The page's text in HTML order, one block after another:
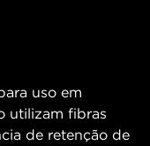
uso em
utilizam fibras
de retenção de